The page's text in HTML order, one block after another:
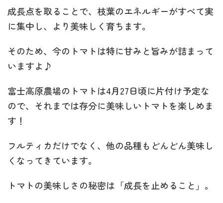
成長点を取ることで、枝葉のエネルギーがすべて実
に集中し、より美味しく育ちます。
そのため、今のトマトは特に甘みと旨みが詰まって
いますよ♪
富士高原農場のトマトは4月27日頃に片付け予定な
ので、それまでは存分に美味しいトマトを楽しめま
す！
フルティカだけでなく、他の品種もどんどん美味し
くなってきています。
トマトの美味しさの秘密は「成長を止めること」。